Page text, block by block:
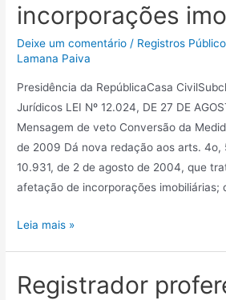
incorporações
Deixe um comentário / Registros
Lamana Paiva
Presidência da RepúblicaCasa
Jurídicos LEI Nº 12.024, DE 27 DE
Mensagem de veto Conversão da
de 2009 Dá nova redação aos arts. 4o,
10.931, de 2 de agosto de 2004, que
afetação de incorporações imobiliárias;
Leia mais »
Registrador